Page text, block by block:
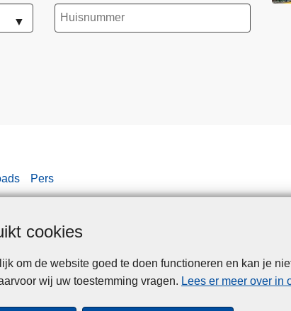
cookies
om de website goed te doen functioneren en kan je
wij uw toestemming vragen. Lees er meer over in
▼
Pers
Disclaimer Privacy Cookies
© 2026